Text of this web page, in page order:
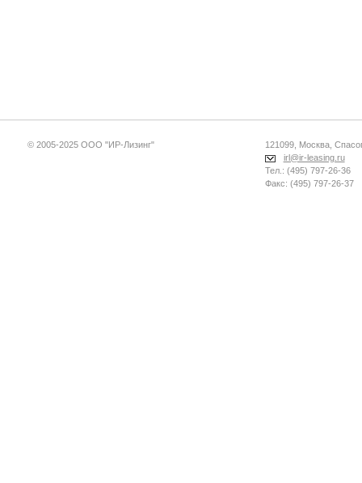
© 2005-2025 ООО "ИР-Лизинг"
121099, Москва,
irl@ir-leasing.ru
Тел.: (495) 797-26-36
Факс: (495) 797-26-37